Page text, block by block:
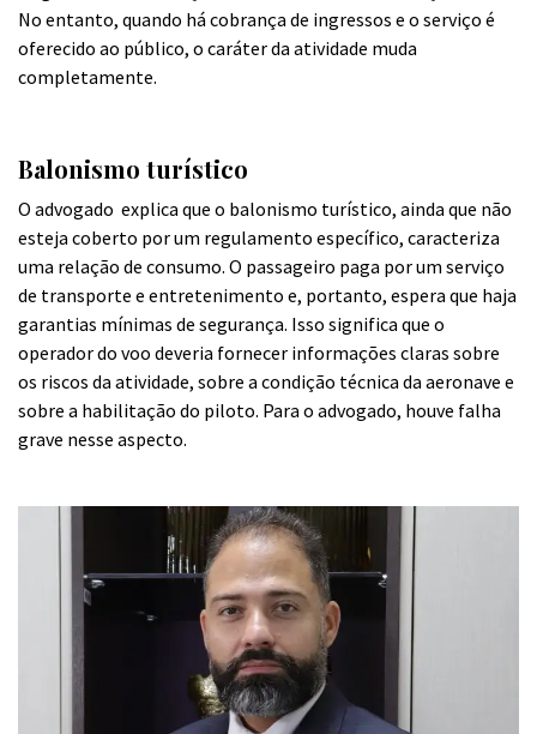
No entanto, quando há cobrança de ingressos e o serviço é
oferecido ao público, o caráter da atividade muda
completamente.
Balonismo turístico
O advogado explica que o balonismo turístico, ainda que não
esteja coberto por um regulamento específico, caracteriza
uma relação de consumo. O passageiro paga por um serviço
de transporte e entretenimento e, portanto, espera que haja
garantias mínimas de segurança. Isso significa que o
operador do voo deveria fornecer informações claras sobre
os riscos da atividade, sobre a condição técnica da aeronave e
sobre a habilitação do piloto. Para o advogado, houve falha
grave nesse aspecto.